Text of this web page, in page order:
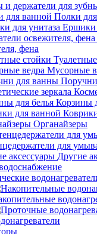
и держатели для
Полки
Ершики
фена
Мусорные
Корзины
Органайзеры
для
Другие